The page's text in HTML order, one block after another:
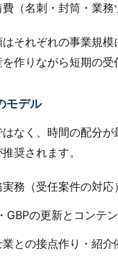
（名刺・封筒・業務
それぞれの事業規
作りながら短期の受
モデル
なく、時間の配分
奨されます。
務（受任案件の対応
GBPの更新とコンテ
との接点作り・紹介